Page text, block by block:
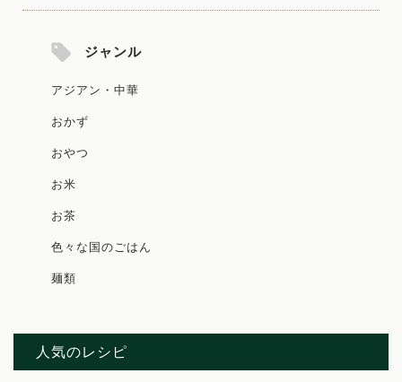
ジャンル
アジアン・中華
おかず
おやつ
お米
お茶
色々な国のごはん
麺類
人気のレシピ